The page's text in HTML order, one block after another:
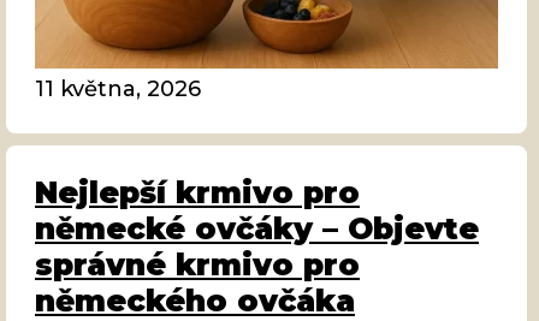
11 května, 2026
Nejlepší krmivo pro
německé ovčáky – Objevte
správné krmivo pro
německého ovčáka